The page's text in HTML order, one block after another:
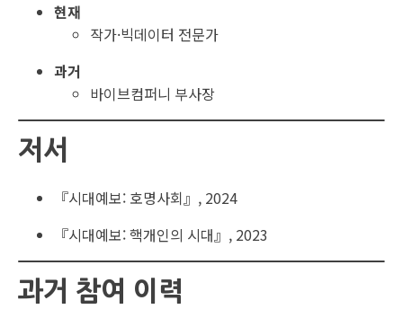
현재
작가·빅데이터 전문가
과거
바이브컴퍼니 부사장
저서
『시대예보: 호명사회』, 2024
『시대예보: 핵개인의 시대』, 2023
과거 참여 이력